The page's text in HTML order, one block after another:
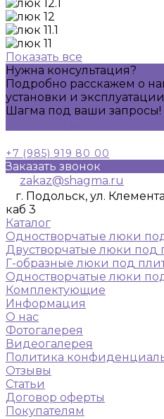
Показать все
Нужна консультация?
Подробно расскажем о
установки и
Шагма под ваши запросы!
+7 (985) 919 80 00
Заказать звонок
zakaz@shagma.ru
г. Подольск, ул.
каб 3
Каталог
Одностворчатые люки
Двустворчатые люки под
Г-образные люки под
Одностворчатые люки
Комплектующие
Информация
О нас
Фотогалерея
Видеогалерея
Политика
Отзывы
Статьи
Договор оферты
Покупателям